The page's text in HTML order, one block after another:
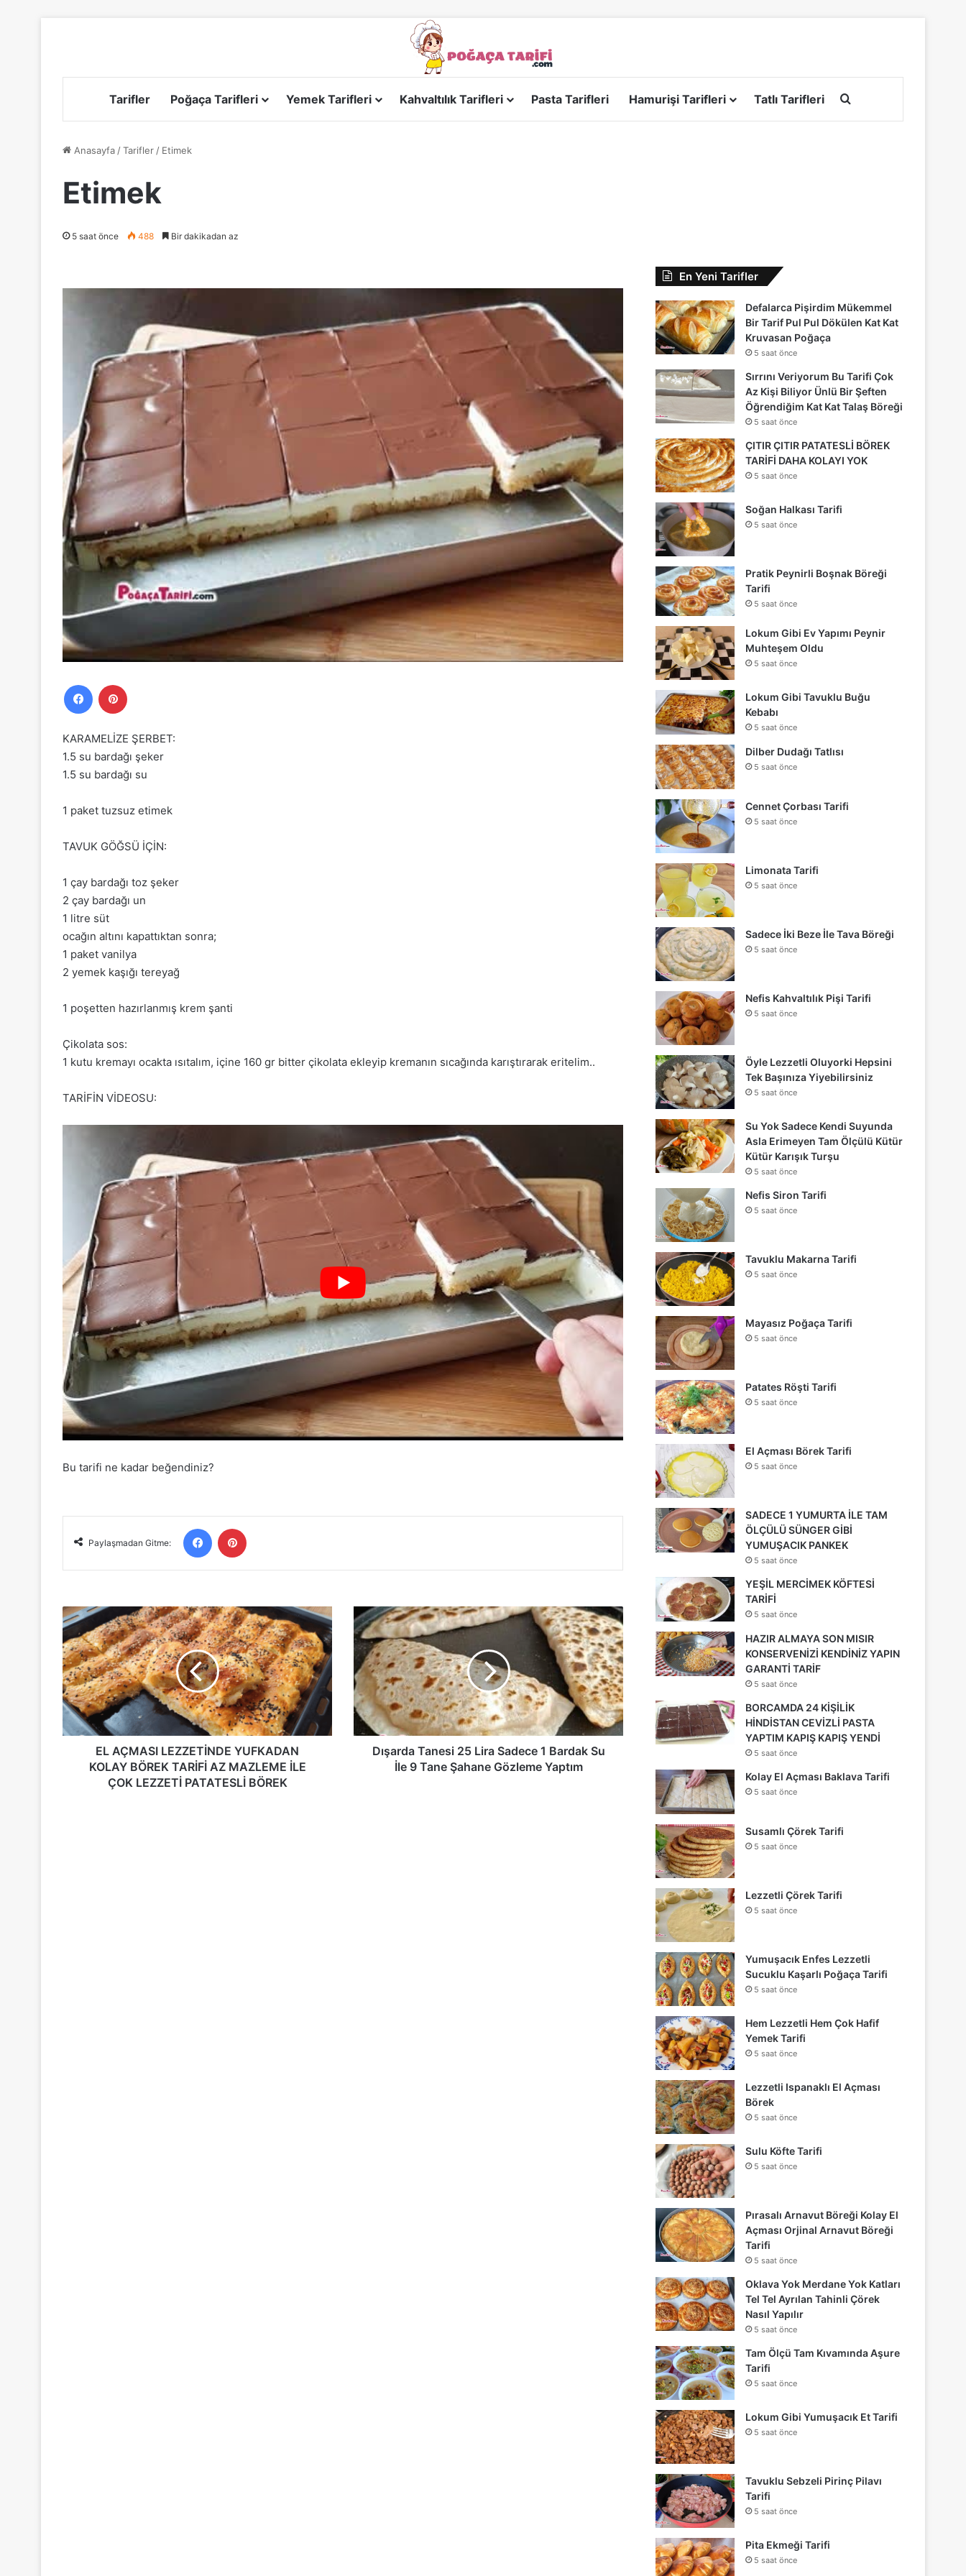
Tarifler Poğaça Tarifleri Yemek Tarifleri Kahvaltılık Tarifleri Pasta Tarifleri Hamurişi Tarifleri Tatlı Tarifleri
Anasayfa /Tarifler / Etimek
Etimek
5 saat önce 488 Bir dakikadan az
Facebook
KARAMELİZE ŞERBET:
1.5 su bardağı şeker
1.5 su bardağı su
1 paket tuzsuz etimek
TAVUK GÖĞSÜ İÇİN:
1 çay bardağı toz şeker
2 çay bardağı un
1 litre süt
ocağın altını kapattıktan sonra;
1 paket vanilya
2 yemek kaşığı tereyağ
1 poşetten hazırlanmış krem şanti
Çikolata sos:
1 kutu kremayı ocakta ısıtalım, içine 160 gr bitter çikolata ekleyip kremanın sıcağında karıştırarak eritelim..
TARİFİN VİDEOSU:
Bu tarifi ne kadar beğendiniz?
Paylaşmadan Gitme:
Facebook
EL
AÇMASI
LEZZETİNDE
YUFKADAN
KOLAY
BÖREK
TARİFİ
AZ
MAZLEME
EL AÇMASI LEZZETİNDE YUFKADAN
KOLAY BÖREK TARİFİ AZ MAZLEME İLE
ÇOK LEZZETİ PATATESLİ BÖREK
Dışarda
Tanesi
25
Lira
Sadece
1
Bardak
Su
İle
Dışarda Tanesi 25 Lira Sadece 1 Bardak Su
İle 9 Tane Şahane Gözleme Yaptım
En Yeni Tarifler
Defalarca Pişirdim Mükemmel
Bir Tarif Pul Pul Dökülen Kat Kat
Kruvasan Poğaça
5 saat önce
Sırrını Veriyorum Bu Tarifi Çok
Az Kişi Biliyor Ünlü Bir Şeften
Öğrendiğim Kat Kat Talaş Böreği
5 saat önce
ÇITIR ÇITIR PATATESLİ BÖREK
TARİFİ DAHA KOLAYI YOK
5 saat önce
Soğan Halkası Tarifi
5 saat önce
Pratik Peynirli Boşnak Böreği
Tarifi
5 saat önce
Lokum Gibi Ev Yapımı Peynir
Muhteşem Oldu
5 saat önce
Lokum Gibi Tavuklu Buğu
Kebabı
5 saat önce
Dilber Dudağı Tatlısı
5 saat önce
Cennet Çorbası Tarifi
5 saat önce
Limonata Tarifi
5 saat önce
Sadece İki Beze İle Tava Böreği
5 saat önce
Nefis Kahvaltılık Pişi Tarifi
5 saat önce
Öyle Lezzetli Oluyorki Hepsini
Tek Başınıza Yiyebilirsiniz
5 saat önce
Su Yok Sadece Kendi Suyunda
Asla Erimeyen Tam Ölçülü Kütür
Kütür Karışık Turşu
5 saat önce
Nefis Siron Tarifi
5 saat önce
Tavuklu Makarna Tarifi
5 saat önce
Mayasız Poğaça Tarifi
5 saat önce
Patates Röşti Tarifi
5 saat önce
El Açması Börek Tarifi
5 saat önce
SADECE 1 YUMURTA İLE TAM
ÖLÇÜLÜ SÜNGER GİBİ
YUMUŞACIK PANKEK
5 saat önce
YEŞİL MERCİMEK KÖFTESİ
TARİFİ
5 saat önce
HAZIR ALMAYA SON MISIR
KONSERVENİZİ KENDİNİZ YAPIN
GARANTİ TARİF
5 saat önce
BORCAMDA 24 KİŞİLİK
HİNDİSTAN CEVİZLİ PASTA
YAPTIM KAPIŞ KAPIŞ YENDİ
5 saat önce
Kolay El Açması Baklava Tarifi
5 saat önce
Susamlı Çörek Tarifi
5 saat önce
Lezzetli Çörek Tarifi
5 saat önce
Yumuşacık Enfes Lezzetli
Sucuklu Kaşarlı Poğaça Tarifi
5 saat önce
Hem Lezzetli Hem Çok Hafif
Yemek Tarifi
5 saat önce
Lezzetli Ispanaklı El Açması
Börek
5 saat önce
Sulu Köfte Tarifi
5 saat önce
Pırasalı Arnavut Böreği Kolay El
Açması Orjinal Arnavut Böreği
Tarifi
5 saat önce
Oklava Yok Merdane Yok Katları
Tel Tel Ayrılan Tahinli Çörek
Nasıl Yapılır
5 saat önce
Tam Ölçü Tam Kıvamında Aşure
Tarifi
5 saat önce
Lokum Gibi Yumuşacık Et Tarifi
5 saat önce
Tavuklu Sebzeli Pirinç Pilavı
Tarifi
5 saat önce
Pita Ekmeği Tarifi
5 saat önce